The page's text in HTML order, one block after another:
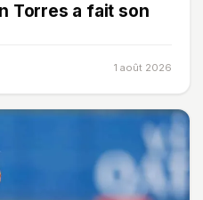
Torres a fait son
1 août 2026